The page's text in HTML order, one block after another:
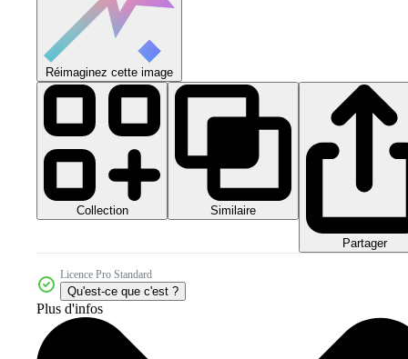
Réimaginez cette image
Collection Similaire
Partager
Licence Pro Standard
Qu'est-ce que c'est ?
Plus d'infos